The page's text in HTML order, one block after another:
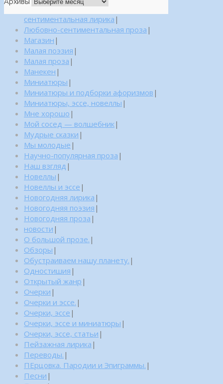
сентиментальная лирика |
Любовно-сентиментальная проза |
Магазин |
Малая поэзия |
Малая проза |
Манекен |
Миниатюры |
Миниатюры и подборки афоризмов |
Миниатюры, эссе, новеллы |
Мне хорошо |
Мой сосед — волшебник|
Мудрые сказки |
Мы молодые |
Научно-популярная проза |
Наш взгляд |
Новеллы |
Новеллы и эссе |
Новогодняя лирика |
Новогодняя поэзия |
Новогодняя проза |
новости |
О большой прозе. |
Обзоры |
Обустраиваем нашу планету. |
Одностишия |
Открытый жанр |
Очерки |
Очерки и эссе. |
Очерки, эссе |
Очерки, эссе и миниатюры |
Очерки, эссе, статьи |
Пейзажная лирика |
Переводы. |
ПЕрцовка. Пародии и Эпиграммы. |
Песни |